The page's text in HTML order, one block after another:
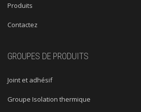
Produits
Contactez
GROUPES DE PRODUITS
Joint et adhésif
Groupe Isolation thermique